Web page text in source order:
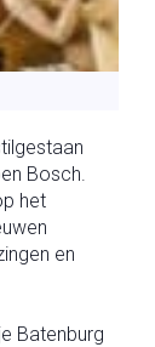
Bosch.
het
en
Batenburg